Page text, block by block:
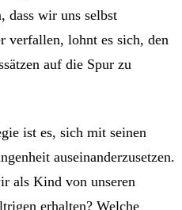
dass wir uns selbst
verfallen, lohnt es sich, den
auf die Spur zu
ist es, sich mit seinen
auseinanderzusetzen.
als Kind von unseren
erhalten? Welche